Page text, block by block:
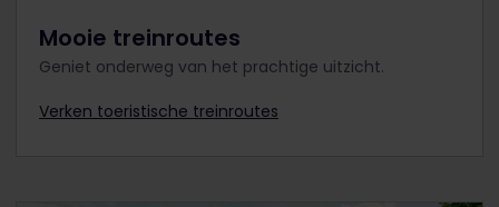
Mooie treinroutes
Geniet onderweg van het prachtige uitzicht.
Verken toeristische treinroutes